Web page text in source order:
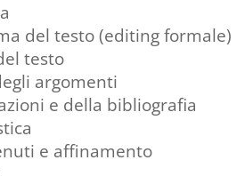
del testo (editing formale)
testo
argomenti
e della bibliografia
e affinamento